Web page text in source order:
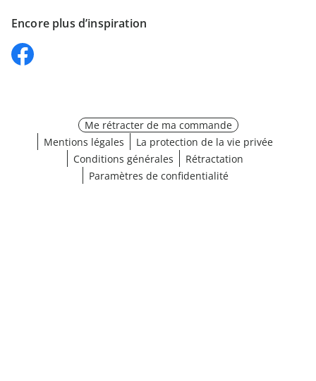
Encore plus d’inspiration
Me rétracter de ma commande
Mentions légales
La protection de la vie privée
Conditions générales
Rétractation
Paramètres de confidentialité